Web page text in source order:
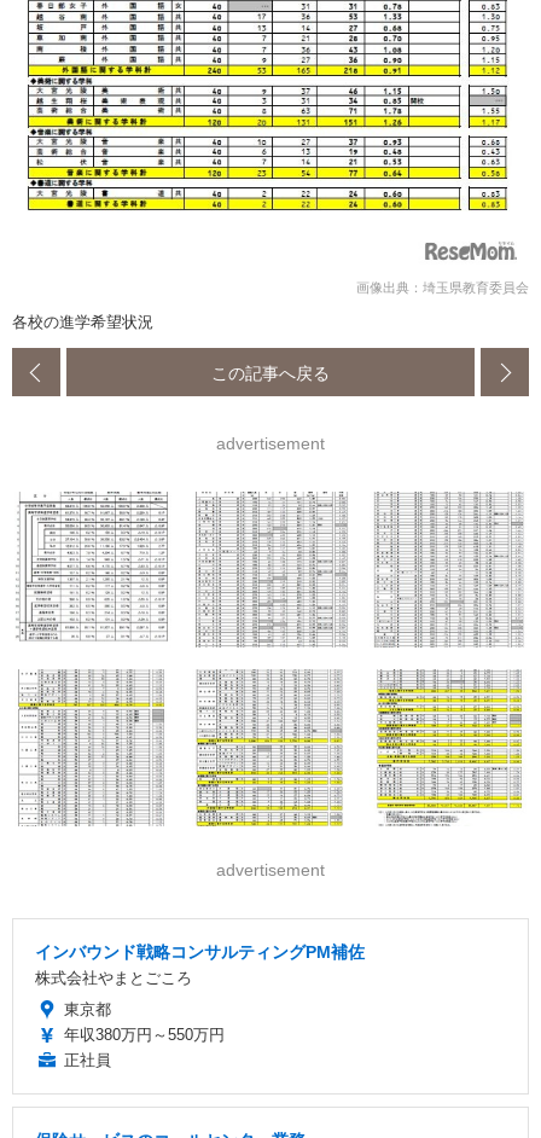
画像出典：埼玉県教育委員会
各校の進学希望状況
この記事へ戻る
advertisement
advertisement
インバウンド戦略コンサルティングPM補佐
株式会社やまとごころ
東京都
年収380万円～550万円
正社員